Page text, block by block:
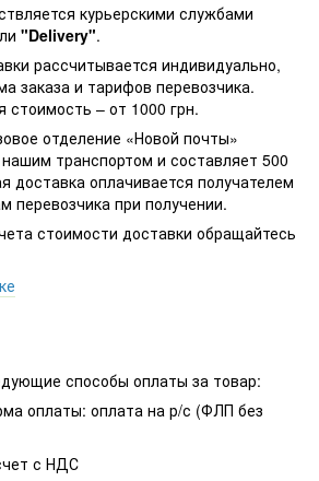
курьерскими службами
"Delivery".
рассчитывается индивидуально,
заказа и тарифов перевозчика.
стоимость – от 1000 грн.
отделение «Новой почты»
транспортом и составляет 500
доставка оплачивается получателем
перевозчика при получении.
стоимости доставки обращайтесь
способы оплаты за товар:
оплаты: оплата на р/с (ФЛП без
с НДС